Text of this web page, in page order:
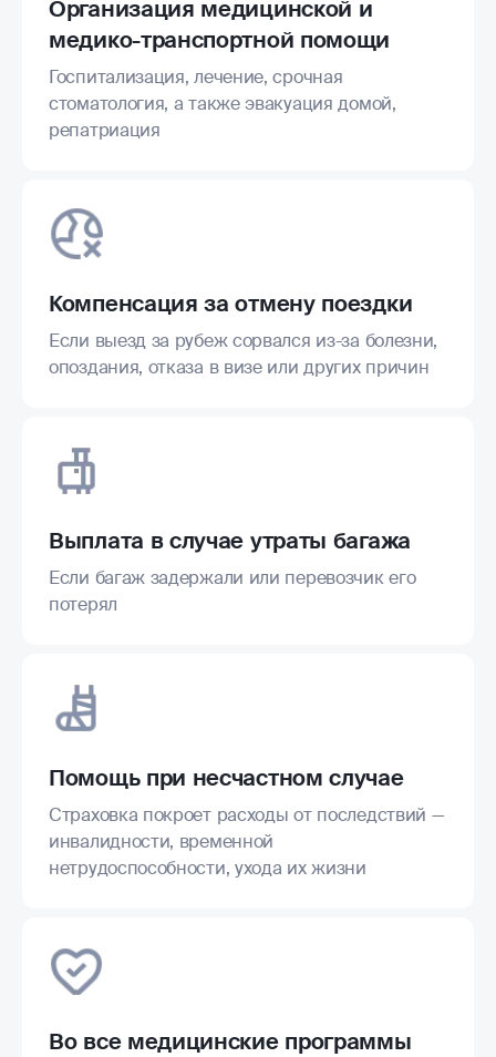
Организация медицинской и
медико-транспортной помощи
Госпитализация, лечение, срочная
стоматология, а также эвакуация домой,
репатриация
Компенсация за отмену поездки
Если выезд за рубеж сорвался из-за болезни,
опоздания, отказа в визе или других причин
Выплата в случае утраты багажа
Если багаж задержали или перевозчик его
потерял
Помощь при несчастном случае
Страховка покроет расходы от последствий —
инвалидности, временной
нетрудоспособности, ухода их жизни
Во все медицинские программы